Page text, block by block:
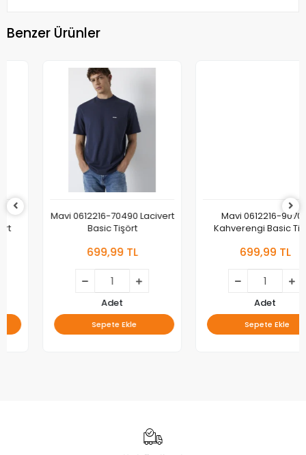
Benzer Ürünler
Mavi 0612216-70490 Lacivert
Basic Tişört
699,99 TL
Sepete Ekle
Mavi 0612216-90704
Kahverengi Basic Tişört
699,99 TL
Sepete Ekle